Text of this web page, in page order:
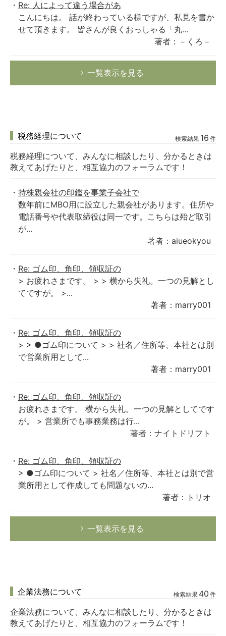
Re: 人によって違う場合があ
こんにちは。 話が終わっている様ですが、私見を書か
せて頂きます。 皆さんが良くおっしゃる「丸...
著者：－くろ－
一覧表示を見る
税務経理について 検索結果 16 件
税務経理について、みんなに相談したり、分かるときは
教えてあげたりと、相互協力のフォーラムです！
持株親会社の印鑑を事業子会社で
数年前にMBO用に設立した親会社があります。住所や
電話番号や代表取締役は同一です。こちらは殆ど取引
が...
著者：aiueokyou
Re: ゴム印、角印、領収証の
> お疲れさまです。 > > 横から失礼。一つの見解とし
てですが。 >...
著者：marry001
Re: ゴム印、角印、領収証の
> > ●ゴム印について > > 社名／住所等、本社とは別
で営業所用として...
著者：marry001
Re: ゴム印、角印、領収証の
お疲れさまです。 横から失礼。一つの見解としてです
が。 > 営業所でも事務業務は行...
著者：ナイトドリフト
Re: ゴム印、角印、領収証の
> ●ゴム印について > 社名／住所等、本社とは別で営
業所用として作成しても問題ないの...
著者：トリオ
一覧表示を見る
企業法務について 検索結果 40 件
企業法務について、みんなに相談したり、分かるときは
教えてあげたりと、相互協力のフォーラムです！